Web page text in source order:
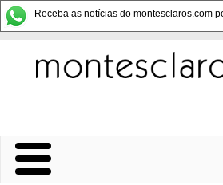
Receba as notícias do montesclaros.com